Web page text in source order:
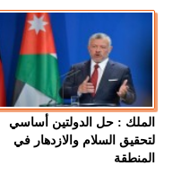
الملك : حل الدولتين أساسي
لتحقيق السلام والازدهار في
المنطقة